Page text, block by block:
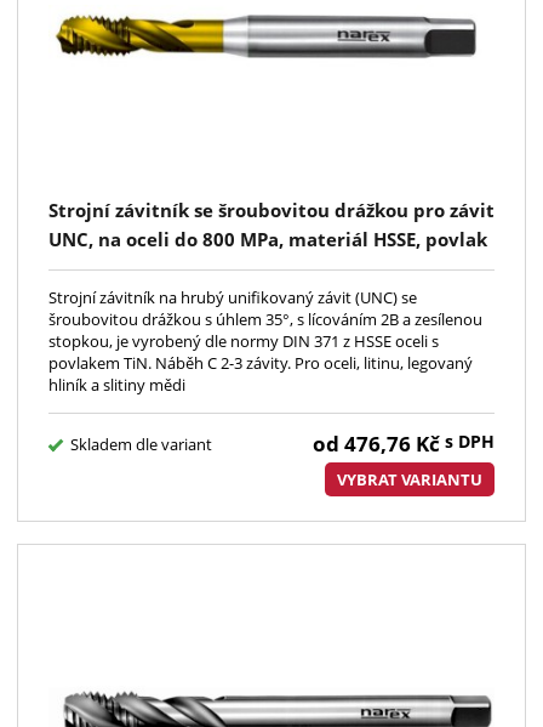
Strojní závitník se šroubovitou drážkou pro závit
UNC, na oceli do 800 MPa, materiál HSSE, povlak
TiN, lícování 2B, DIN371, pro neprůchozí díry do
hloubky 2xD
Strojní závitník na hrubý unifikovaný závit (UNC) se
šroubovitou drážkou s úhlem 35°, s lícováním 2B a zesílenou
stopkou, je vyrobený dle normy DIN 371 z HSSE oceli s
povlakem TiN. Náběh C 2-3 závity. Pro oceli, litinu, legovaný
hliník a slitiny mědi
Skladem dle variant od 476,76 Kč s DPH
VYBRAT VARIANTU